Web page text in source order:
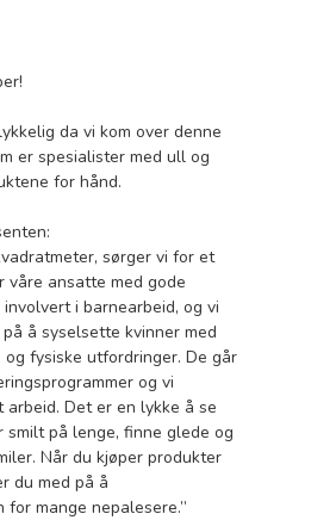
da vi kom over denne
er spesialister med ull og
for hånd.
sørger vi for et
våre ansatte med gode
i barnearbeid, og vi
å syselsette kvinner med
fysiske utfordringer. De går
og vi
arbeid. Det er en lykke å se
smilt på lenge, finne glede og
Når du kjøper produkter
du med på å
mange nepalesere.”